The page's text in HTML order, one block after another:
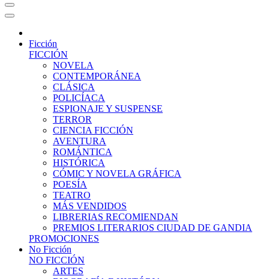
Ficción
FICCIÓN
NOVELA
CONTEMPORÁNEA
CLÁSICA
POLICÍACA
ESPIONAJE Y SUSPENSE
TERROR
CIENCIA FICCIÓN
AVENTURA
ROMÁNTICA
HISTÓRICA
CÓMIC Y NOVELA GRÁFICA
POESÍA
TEATRO
MÁS VENDIDOS
LIBRERIAS RECOMIENDAN
PREMIOS LITERARIOS CIUDAD DE GANDIA
PROMOCIONES
No Ficción
NO FICCIÓN
ARTES